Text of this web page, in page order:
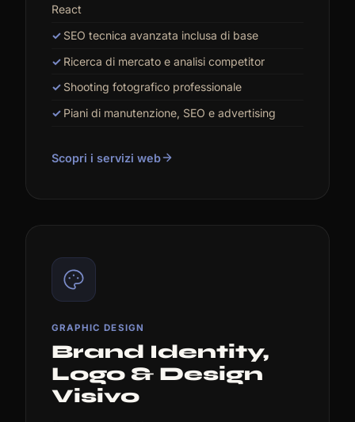
React
SEO tecnica avanzata inclusa di base
Ricerca di mercato e analisi competitor
Shooting fotografico professionale
Piani di manutenzione, SEO e advertising
Scopri i servizi web
GRAPHIC DESIGN
Brand Identity,
Logo & Design
Visivo